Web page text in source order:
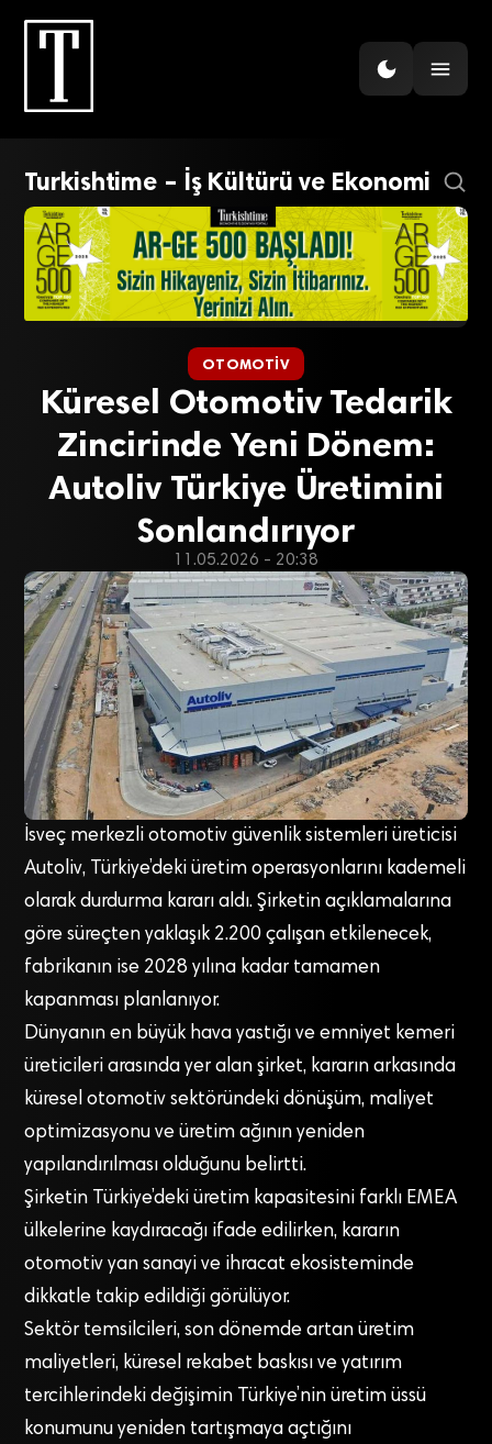
Turkishtime – İş Kültürü ve Ekonomi
OTOMOTIV
Küresel Otomotiv Tedarik
Zincirinde Yeni Dönem:
Autoliv Türkiye Üretimini
Sonlandırıyor
11.05.2026 - 20:38
İsveç merkezli otomotiv güvenlik sistemleri üreticisi
Autoliv, Türkiye’deki üretim operasyonlarını kademeli
olarak durdurma kararı aldı. Şirketin açıklamalarına
göre süreçten yaklaşık 2.200 çalışan etkilenecek,
fabrikanın ise 2028 yılına kadar tamamen
kapanması planlanıyor.
Dünyanın en büyük hava yastığı ve emniyet kemeri
üreticileri arasında yer alan şirket, kararın arkasında
küresel otomotiv sektöründeki dönüşüm, maliyet
optimizasyonu ve üretim ağının yeniden
yapılandırılması olduğunu belirtti.
Şirketin Türkiye’deki üretim kapasitesini farklı EMEA
ülkelerine kaydıracağı ifade edilirken, kararın
otomotiv yan sanayi ve ihracat ekosisteminde
dikkatle takip edildiği görülüyor.
Sektör temsilcileri, son dönemde artan üretim
maliyetleri, küresel rekabet baskısı ve yatırım
tercihlerindeki değişimin Türkiye’nin üretim üssü
konumunu yeniden tartışmaya açtığını